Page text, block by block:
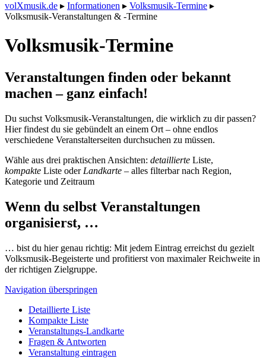
volXmusik.de ▸ Informationen ▸ Volksmusik-Termine ▸
Volksmusik-Veranstaltungen & -Termine
Volksmusik-Termine
Veranstaltungen finden oder bekannt
machen – ganz einfach!
Du suchst Volksmusik-Veranstaltungen, die wirklich zu dir passen?
Hier findest du sie gebündelt an einem Ort – ohne endlos
verschiedene Veranstalterseiten durchsuchen zu müssen.
Wähle aus drei praktischen Ansichten: detaillierte Liste,
kompakte Liste oder Landkarte – alles filterbar nach Region,
Kategorie und Zeitraum
Wenn du selbst Veranstaltungen
organisierst, …
… bist du hier genau richtig: Mit jedem Eintrag erreichst du gezielt
Volksmusik-Begeisterte und profitierst von maximaler Reichweite in
der richtigen Zielgruppe.
Navigation überspringen
Detaillierte Liste
Kompakte Liste
Veranstaltungs-Landkarte
Fragen & Antworten
Veranstaltung eintragen